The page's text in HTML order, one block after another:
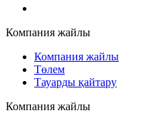
Компания жайлы
Компания жайлы
Төлем
Тауарды қайтару
Компания жайлы